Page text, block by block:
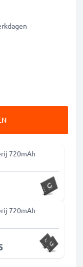
720mAh
720mAh